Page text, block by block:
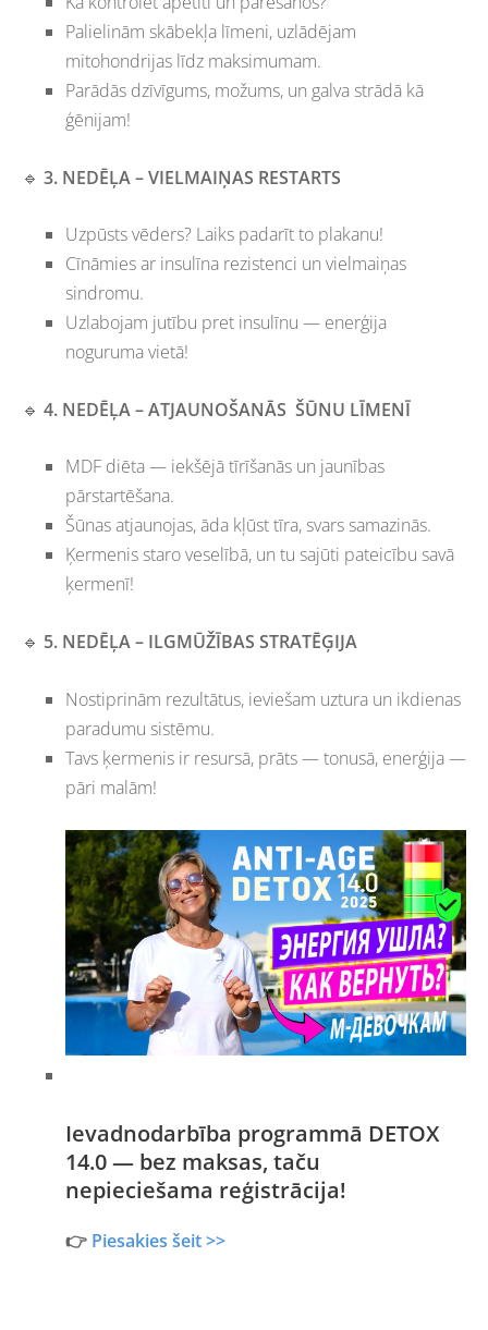
Palielinām skābekļa līmeni, uzlādējam
mitohondrijas līdz maksimumam.
Parādās dzīvīgums, možums, un galva strādā kā
ģēnijam!
🔹 3. NEDĒĻA – VIELMAIŅAS RESTARTS
Uzpūsts vēders? Laiks padarīt to plakanu!
Cīnāmies ar insulīna rezistenci un vielmaiņas
sindromu.
Uzlabojam jutību pret insulīnu — enerģija
noguruma vietā!
🔹 4. NEDĒĻA –ATJAUNOŠANĀS ŠŪNU LĪMENĪ
MDF diēta — iekšējā tīrīšanās un jaunības
pārstartēšana.
Šūnas atjaunojas, āda kļūst tīra, svars samazinās.
Ķermenis staro veselībā, un tu sajūti pateicību savā
ķermenī!
🔹 5. NEDĒĻA – ILGMŪŽĪBAS STRATĒĢIJA
Nostiprinām rezultātus, ieviešam uztura un ikdienas
paradumu sistēmu.
Tavs ķermenis ir resursā, prāts — tonusā, enerģija —
pāri malām!
Ievadnodarbība programmā DETOX
14.0 — bez maksas, taču
nepieciešama reģistrācija!
👉 Piesakies šeit >>